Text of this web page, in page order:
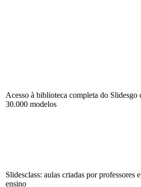
Acesso à biblioteca completa do Slidesgo
30.000 modelos
Slidesclass: aulas criadas por professores
ensino